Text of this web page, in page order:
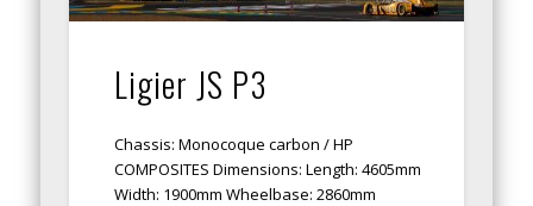
Ligier JS P3
Chassis: Monocoque carbon / HP
COMPOSITES Dimensions: Length: 4605mm
Width: 1900mm Wheelbase: 2860mm